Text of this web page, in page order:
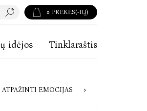
0 PREKĖS(-IŲ)
idėjos Tinklaraštis
GYDANČIŲ SIELĄ IR MOKANČIŲ ATPAŽINTI EMOCIJAS